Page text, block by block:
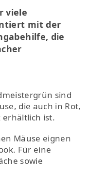
viele
mit der
die
sind
die auch in Rot,
erhältlich ist.
Mäuse eignen
Für eine
sowie